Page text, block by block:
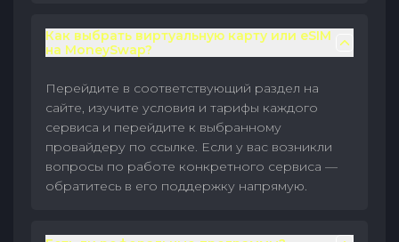
Как выбрать виртуальную карту или eSIM
на MoneySwap?
Перейдите в соответствующий раздел на
сайте, изучите условия и тарифы каждого
сервиса и перейдите к выбранному
провайдеру по ссылке. Если у вас возникли
вопросы по работе конкретного сервиса —
обратитесь в его поддержку напрямую.